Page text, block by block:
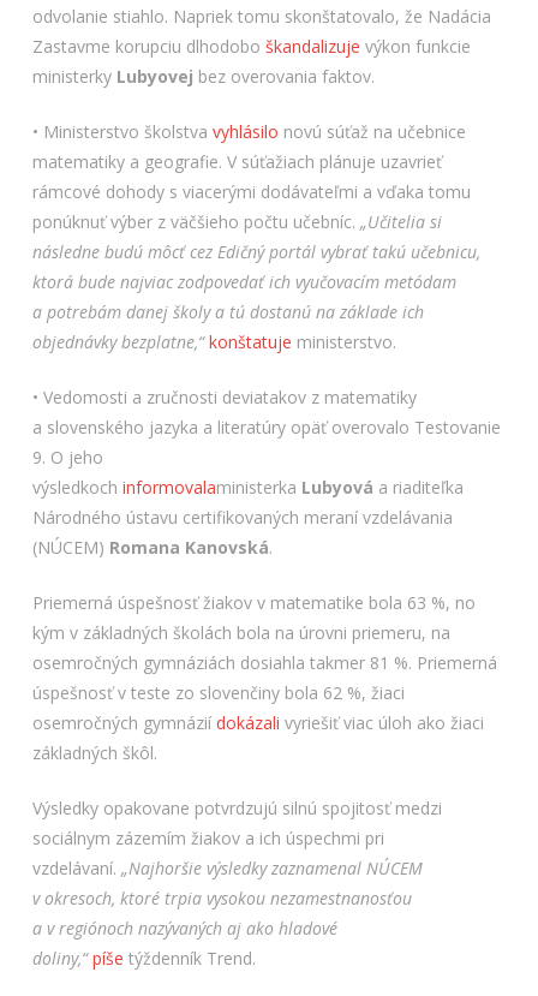
odvolanie stiahlo. Napriek tomu skonštatovalo, že Nadácia
Zastavme korupciu dlhodobo škandalizuje výkon funkcie
ministerky Lubyovej bez overovania faktov.
• Ministerstvo školstva vyhlásilo novú súťaž na učebnice
matematiky a geografie. V súťažiach plánuje uzavrieť
rámcové dohody s viacerými dodávateľmi a vďaka tomu
ponúknuť výber z väčšieho počtu učebníc. „Učitelia si
následne budú môcť cez Edičný portál vybrať takú učebnicu,
ktorá bude najviac zodpovedať ich vyučovacím metódam
a potrebám danej školy a tú dostanú na základe ich
objednávky bezplatne,“konštatuje ministerstvo.
• Vedomosti a zručnosti deviatakov z matematiky
a slovenského jazyka a literatúry opäť overovalo Testovanie
9. O jeho
výsledkoch informovalaministerka Lubyová a riaditeľka
Národného ústavu certifikovaných meraní vzdelávania
(NÚCEM) Romana Kanovská.
Priemerná úspešnosť žiakov v matematike bola 63 %, no
kým v základných školách bola na úrovni priemeru, na
osemročných gymnáziách dosiahla takmer 81 %. Priemerná
úspešnosť v teste zo slovenčiny bola 62 %, žiaci
osemročných gymnázií dokázali vyriešiť viac úloh ako žiaci
základných škôl.
Výsledky opakovane potvrdzujú silnú spojitosť medzi
sociálnym zázemím žiakov a ich úspechmi pri
vzdelávaní. „Najhoršie výsledky zaznamenal NÚCEM
v okresoch, ktoré trpia vysokou nezamestnanosťou
a v regiónoch nazývaných aj ako hladové
doliny,“ píše týždenník Trend.